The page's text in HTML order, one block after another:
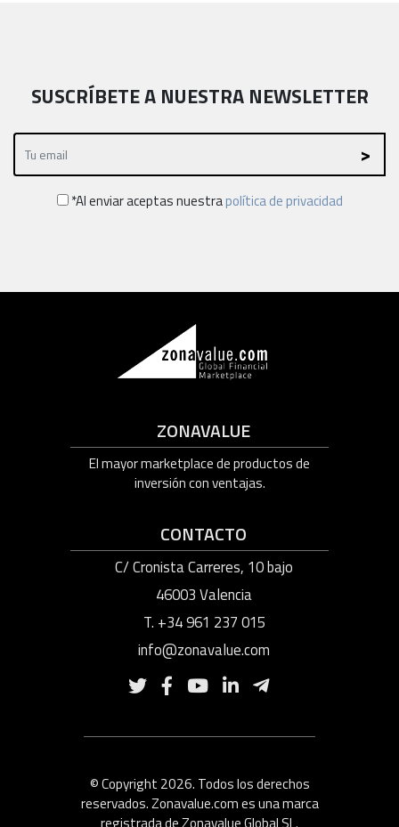
SUSCRÍBETE A NUESTRA NEWSLETTER
*Al enviar aceptas nuestrapolítica de privacidad
ZONAVALUE
El mayor marketplace de productos de
inversión con ventajas.
CONTACTO
C/ Cronista Carreres, 10 bajo
46003 Valencia
T. +34 961 237 015
info@zonavalue.com
© Copyright 2026. Todos los derechos
reservados. Zonavalue.com es una marca
registrada de Zonavalue Global SL.